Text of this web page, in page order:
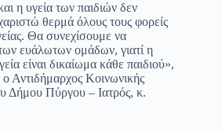
η υγεία των παιδιών δεν
θερμά όλους τους φορείς
Θα συνεχίσουμε να
ευάλωτων ομάδων, γιατί η
είναι δικαίωμα κάθε παιδιού»,
Αντιδήμαρχος Κοινωνικής
Δήμου Πύργου – Ιατρός, κ.